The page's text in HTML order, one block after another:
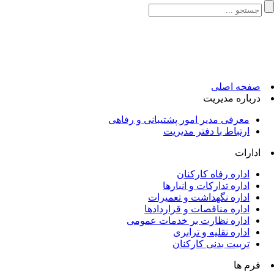
صفحه اصلی
درباره مدیریت
معرفی مدیر امور پشتیبانی و رفاهی
ارتباط با دفتر مدیریت
ادارات
اداره رفاه کارکنان
اداره تدارکات و انبارها
اداره نگهداشت و تعمیرات
اداره مناقصات و قراردادها
اداره نظارت بر خدمات عمومی
اداره نقلیه و ترابری
تربیت بدنی کارکنان
فرم ها